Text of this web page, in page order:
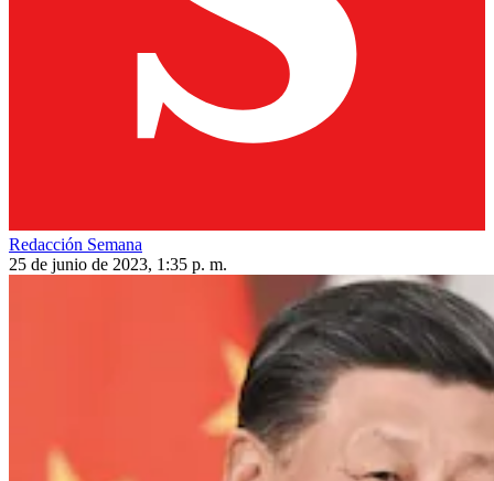
Redacción Semana
25 de junio de 2023, 1:35 p. m.